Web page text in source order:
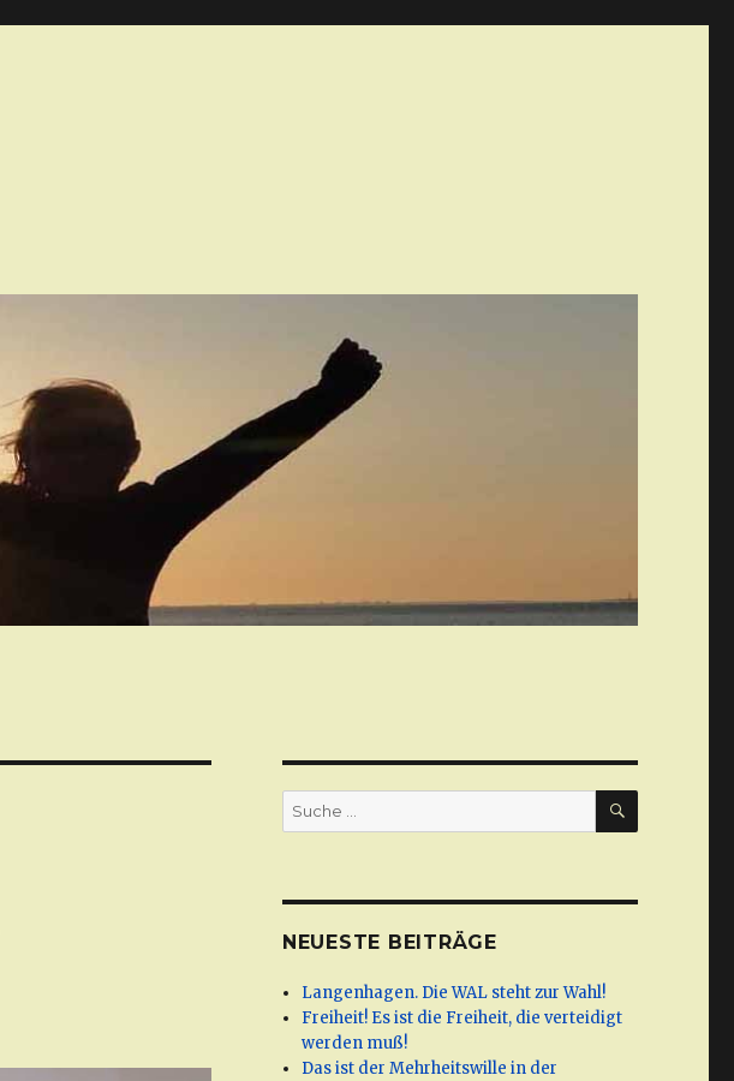
Suche
nach:
SUCHE
NEUESTE BEITRÄGE
Langenhagen. Die WAL steht zur Wahl!
Freiheit! Es ist die Freiheit, die verteidigt
werden muß!
Das ist der Mehrheitswille in der